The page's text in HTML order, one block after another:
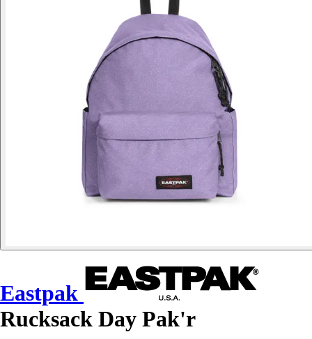
Eastpak
Rucksack Day Pak'r